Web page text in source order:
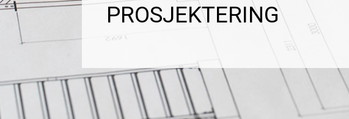
PROSJEKTERING